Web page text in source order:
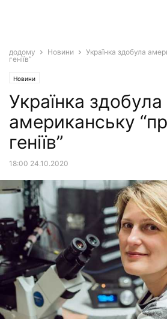
додому Новини
Українка здобула
геніїв”
Новини
Українка здобула
американську
геніїв”
18:00 24.10.2020